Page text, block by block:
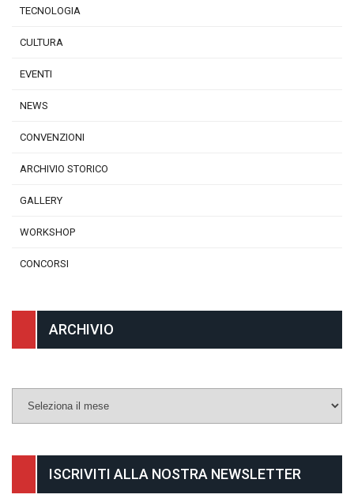
TECNOLOGIA
CULTURA
EVENTI
NEWS
CONVENZIONI
ARCHIVIO STORICO
GALLERY
WORKSHOP
CONCORSI
ARCHIVIO
ISCRIVITI ALLA NOSTRA NEWSLETTER